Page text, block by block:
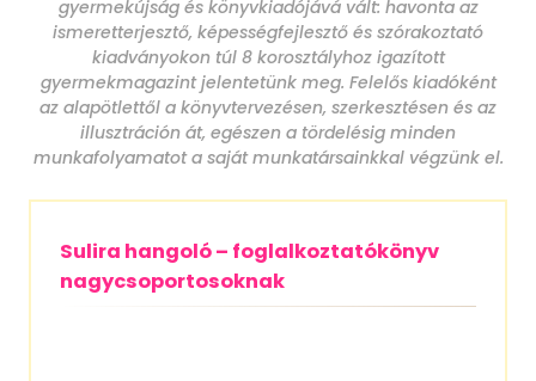
Napjainkra a Graph-Art Magyarország piacvezető
gyermekújság és könyvkiadójává vált: havonta az
ismeretterjesztő, képességfejlesztő és szórakoztató
kiadványokon túl 8 korosztályhoz igazított
gyermekmagazint jelentetünk meg. Felelős kiadóként
az alapötlettől a könyvtervezésen, szerkesztésen és az
Sulira hangoló – foglalkoztatókönyv